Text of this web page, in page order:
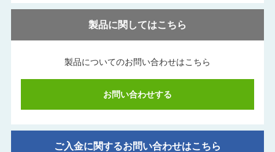
製品に関してはこちら
製品についてのお問い合わせはこちら
お問い合わせする
ご入金に関するお問い合わせはこちら